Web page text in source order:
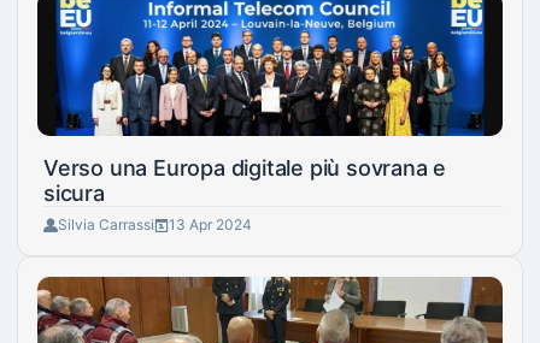
Verso una Europa digitale più sovrana e
sicura
Silvia Carrassi 13 Apr 2024